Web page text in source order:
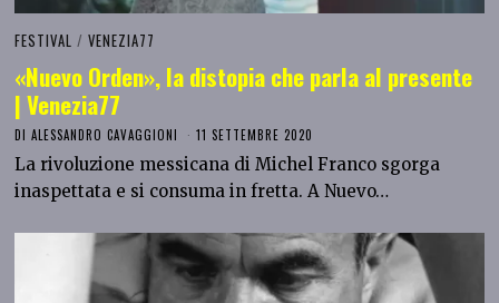
FESTIVAL / VENEZIA77
«Nuevo Orden», la distopia che parla al presente
| Venezia77
DIALESSANDRO CAVAGGIONI 11 SETTEMBRE 2020
La rivoluzione messicana di Michel Franco sgorga
inaspettata e si consuma in fretta. A Nuevo…